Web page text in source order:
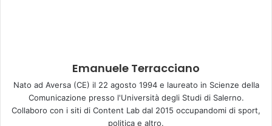
Emanuele Terracciano
Nato ad Aversa (CE) il 22 agosto 1994 e laureato in Scienze della
Comunicazione presso l'Università degli Studi di Salerno.
Collaboro con i siti di Content Lab dal 2015 occupandomi di sport,
politica e altro.